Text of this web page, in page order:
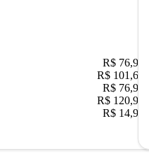
R$ 76,90
R$ 101,67
R$ 76,90
R$ 120,90
R$ 14,90